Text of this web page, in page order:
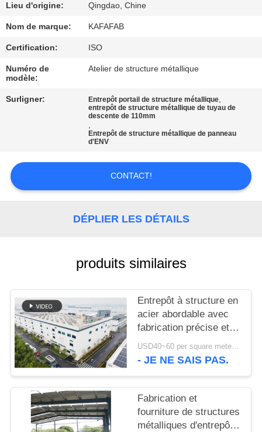
DE
NOUS
VISITE
DE
L'USINE
CONTRÔLE
QUALITÉ
NOUS
CONTACTER
CAS
PLAN
DU
SITE
POLITIQUE
Lieu d'origine: Qingdao, Chine
Nom de marque: KAFAFAB
Certification: ISO
Numéro de
modèle:
Atelier de structure métallique
Surligner: Entrepôt portail de structure métallique,
entrepôt de structure métallique de tuyau de
descente de 110mm
,
Entrepôt de structure métallique de panneau
d'ENV
CONTACT!
DÉPLIER LES DÉTAILS
produits similaires
Entrepôt à structure en
acier abordable avec
fabrication précise et
solution de livraison
unique
USD40~60 per square meter MOQ:1000 sqm
- JE NE SAIS PAS.
Fabrication et
fourniture de structures
métalliques d'entrepôt